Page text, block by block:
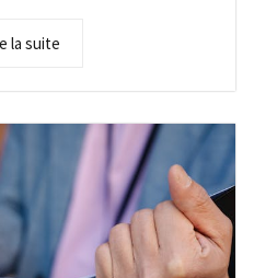
la suite